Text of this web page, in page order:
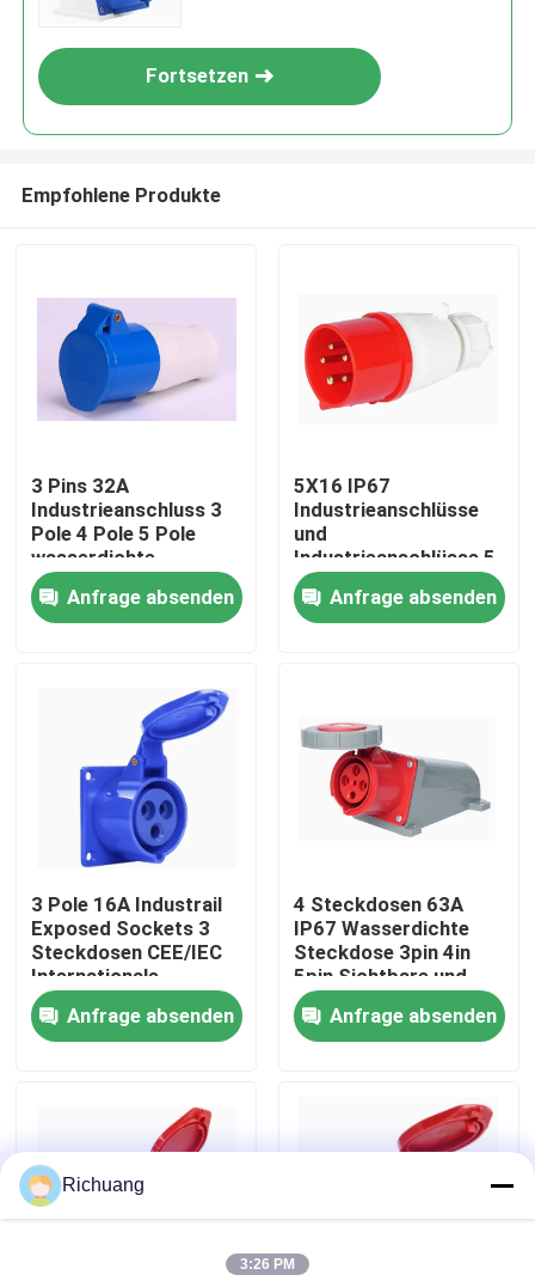
Haus
Fabrik-Ausflug
Qualitätskontrolle
Treten Sie mit uns in Verbindung
Fordern Sie ein Zitat
Industrielle Automatisierungsprodukte
SPS-CPU-Modul
plc-Kabel und -verbindungsstücke
Fortsetzen
Empfohlene Produkte
3 Pins 32A
Industrieanschluss 3
Pole 4 Pole 5 Pole
wasserdichte
Anschluss
Anfrage absenden
5X16 IP67
Industrieanschlüsse
und
Industrieanschlüsse 5
Pole 16A 32A 63A
125A Wasserdichte
Steckdosen
Anfrage absenden
3 Pole 16A Industrail
Exposed Sockets 3
Steckdosen CEE/IEC
Internationale
industrielle
Steckverbinder
Anfrage absenden
4 Steckdosen 63A
IP67 Wasserdichte
Steckdose 3pin 4in
5pin Sichtbare und
versteckte
Steckdosen
Anfrage absenden
Richuang
3:26 PM